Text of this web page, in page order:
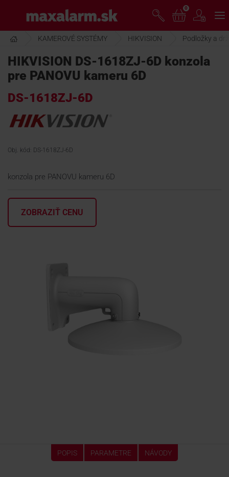
hlavnému
obsahu
www.maxalarm.sk
AKCIA MESIACA
PRODUKTY
SPOLOČNOSŤ
ŠKOLENIE
PODPORA
0
KAMEROVÉ SYSTÉMY HIKVISION Podložky a
HIKVISION DS-1618ZJ-6D konzola
pre PANOVU kameru 6D
DS-1618ZJ-6D
Obj. kód: DS-1618ZJ-6D
konzola pre PANOVU kameru 6D
ZOBRAZIŤ CENU
POPIS PARAMETRE NÁVODY